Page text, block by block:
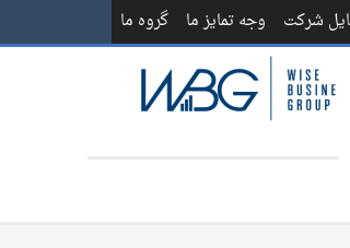
شرکت وجه تمایز ما گروه ما